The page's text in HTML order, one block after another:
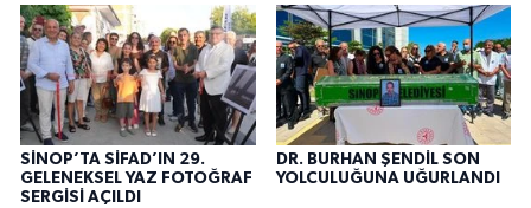
SİNOP’TA SİFAD’IN 29.
GELENEKSEL YAZ FOTOĞRAF
SERGİSİ AÇILDI
DR. BURHAN ŞENDİL SON
YOLCULUĞUNA UĞURLANDI